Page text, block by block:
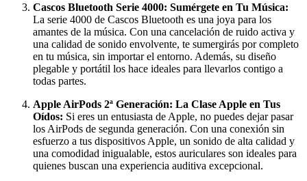
Cascos Bluetooth Serie 4000: Sumérgete en Tu Música:
La serie 4000 de Cascos Bluetooth es una joya para los
amantes de la música. Con una cancelación de ruido activa y
una calidad de sonido envolvente, te sumergirás por completo
en tu música, sin importar el entorno. Además, su diseño
plegable y portátil los hace ideales para llevarlos contigo a
todas partes.
Apple AirPods 2ª Generación: La Clase Apple en Tus
Oídos: Si eres un entusiasta de Apple, no puedes dejar pasar
los AirPods de segunda generación. Con una conexión sin
esfuerzo a tus dispositivos Apple, un sonido de alta calidad y
una comodidad inigualable, estos auriculares son ideales para
quienes buscan una experiencia auditiva excepcional.